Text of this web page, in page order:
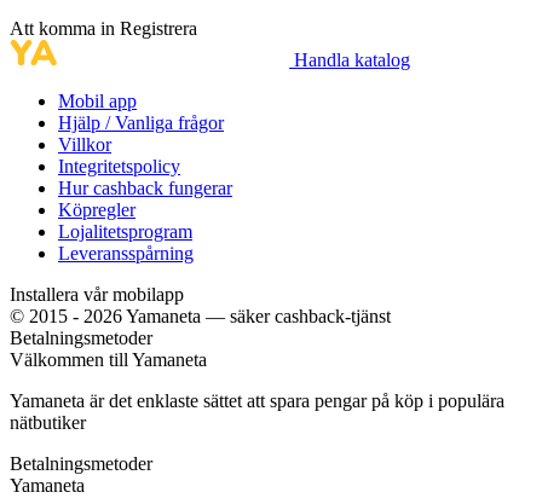
Att komma in Registrera
Handla katalog
Mobil app
Hjälp / Vanliga frågor
Villkor
Integritetspolicy
Hur cashback fungerar
Köpregler
Lojalitetsprogram
Leveransspårning
Installera vår mobilapp
© 2015 - 2026 Yamaneta — säker cashback-tjänst
Betalningsmetoder
Välkommen till Yamaneta
Yamaneta är det enklaste sättet att spara pengar på köp i populära
nätbutiker
Betalningsmetoder
Yamaneta